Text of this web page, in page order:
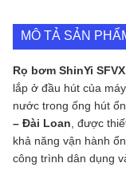
MÔ TẢ SẢN
Rọ bơm ShinYi
lắp ở đầu hút của
nước trong ống hút
– Đài Loan, được
khả năng vận hành
công trình dân dụng